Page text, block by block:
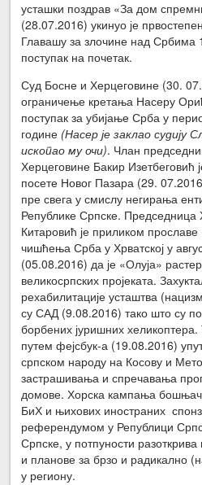
усташки поздрав «За дом
(28.07.2016) укинуо је
Главашу за злочине над Србима
поступак на почетак.
Суд Босне и Херцеговине (30.
ограничење кретања Насеру
поступак за убијање Срба у
године (Насер је заклао судију
ископао му очи). Члан
Херцеговине Бакир Изетбеговић
посете Новог Пазара (29.
пре свега у смислу негирања
Републике Српске. Председница
Китаровић је приликом прославе
чишћења Срба у Хрватској у
(05.08.2016) да је «Олуја»
великосрпских пројеката.
рехабилитације усташтва
су САД (9.08.2016) тако што су
борбених јуришних
путем фејсбук-а (19.08.2016)
српском народу на Косову и
застрашивања и спречавања
домове. Хорска кампања
БиХ и њихових иностраних
референдумом у Републици
Српске, у потпуности
и планове за брзо и
у региону.